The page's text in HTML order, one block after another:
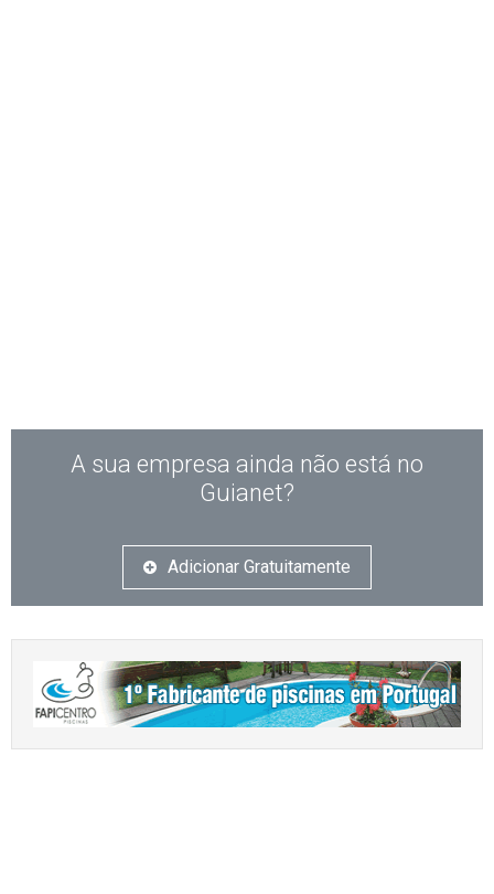
A sua empresa ainda não está no
Guianet?
Adicionar Gratuitamente